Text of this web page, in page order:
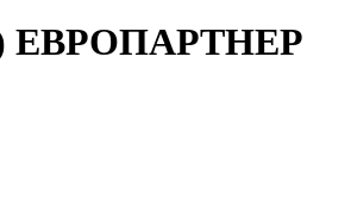
ЕВРОПАРТНЕР